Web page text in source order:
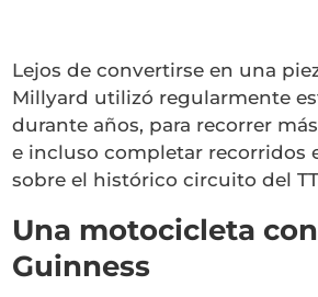
Lejos de convertirse en una
Millyard utilizó regularmente
durante años, para recorrer
e incluso completar recorridos
sobre el histórico circuito del
Una motocicleta
Guinness